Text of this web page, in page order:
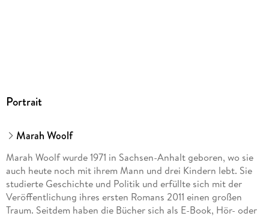
Portrait
Marah Woolf
Marah Woolf wurde 1971 in Sachsen-Anhalt geboren, wo sie
auch heute noch mit ihrem Mann und drei Kindern lebt. Sie
studierte Geschichte und Politik und erfüllte sich mit der
Veröffentlichung ihres ersten Romans 2011 einen großen
Traum. Seitdem haben die Bücher sich als E-Book, Hör- oder